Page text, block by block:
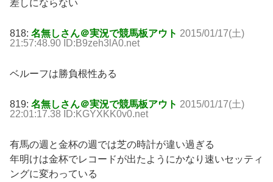
差しにならない
818: 名無しさん＠実況で競馬板アウト 2015/01/17(土)
21:57:48.90 ID:B9zeh3lA0.net
ベルーフは勝負根性ある
819: 名無しさん＠実況で競馬板アウト 2015/01/17(土)
22:01:17.38 ID:KGYXKK0v0.net
有馬の週と金杯の週では芝の時計が違い過ぎる
年明けは金杯でレコードが出たようにかなり速いセッティ
ングに変わっている